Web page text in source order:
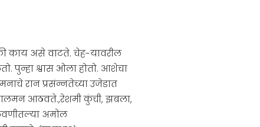
काय असे वाटते. चेह-यावरील
पुन्हा श्वास ओला होतो. आशेचा
रान प्रसंन्नतेच्या उजेडात
आठवते.,रेशमी कुंची, झबला,
अमोल